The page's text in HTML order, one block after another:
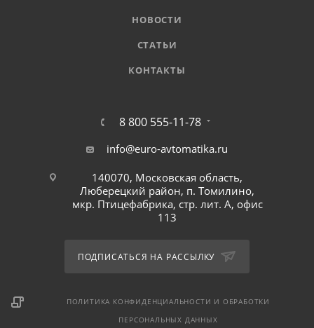
НОВОСТИ
СТАТЬИ
КОНТАКТЫ
8 800 555-11-78
info@euro-avtomatika.ru
140070, Московская область,
Люберецкий район, п. Томилино,
мкр. Птицефабрика, стр. лит. А, офис
113
ПОДПИСАТЬСЯ НА РАССЫЛКУ
ПОЛИТИКА КОНФИДЕНЦИАЛЬНОСТИ И ОБРАБОТКИ
ПЕРСОНАЛЬНЫХ ДАННЫХ